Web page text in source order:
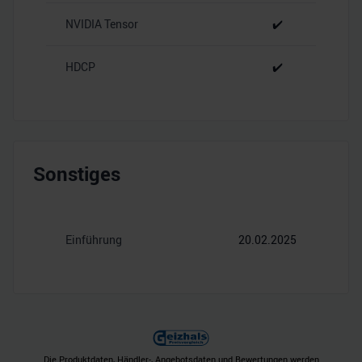
NVIDIA Tensor ✔️
HDCP ✔️
Sonstiges
Einführung 20.02.2025
Die Produktdaten, Händler-, Angebotsdaten und Bewertungen werden